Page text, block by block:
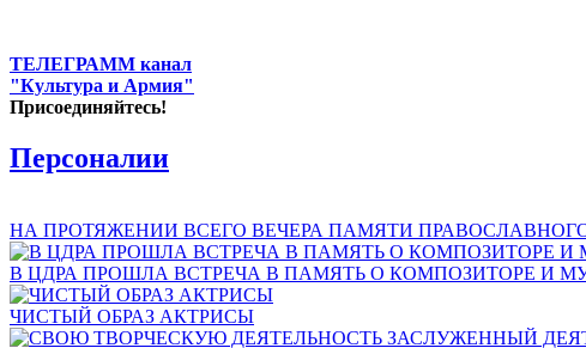
ТЕЛЕГРАММ канал
"Культура и Армия"
Присоединяйтесь!
Персоналии
НА ПРОТЯЖЕНИИ ВСЕГО ВЕЧЕРА ПАМЯТИ
В ЦДРА ПРОШЛА ВСТРЕЧА В ПАМЯТЬ О КОМПОЗИТОРЕ И
ЧИСТЫЙ ОБРАЗ АКТРИСЫ